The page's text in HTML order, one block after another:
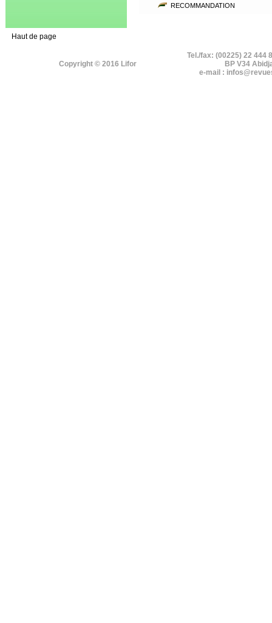
RECOMMANDATION
Haut de page
Copyright © 2016 Lifor
Tel./fax: (00225) 22 444
BP V34
e-mail :